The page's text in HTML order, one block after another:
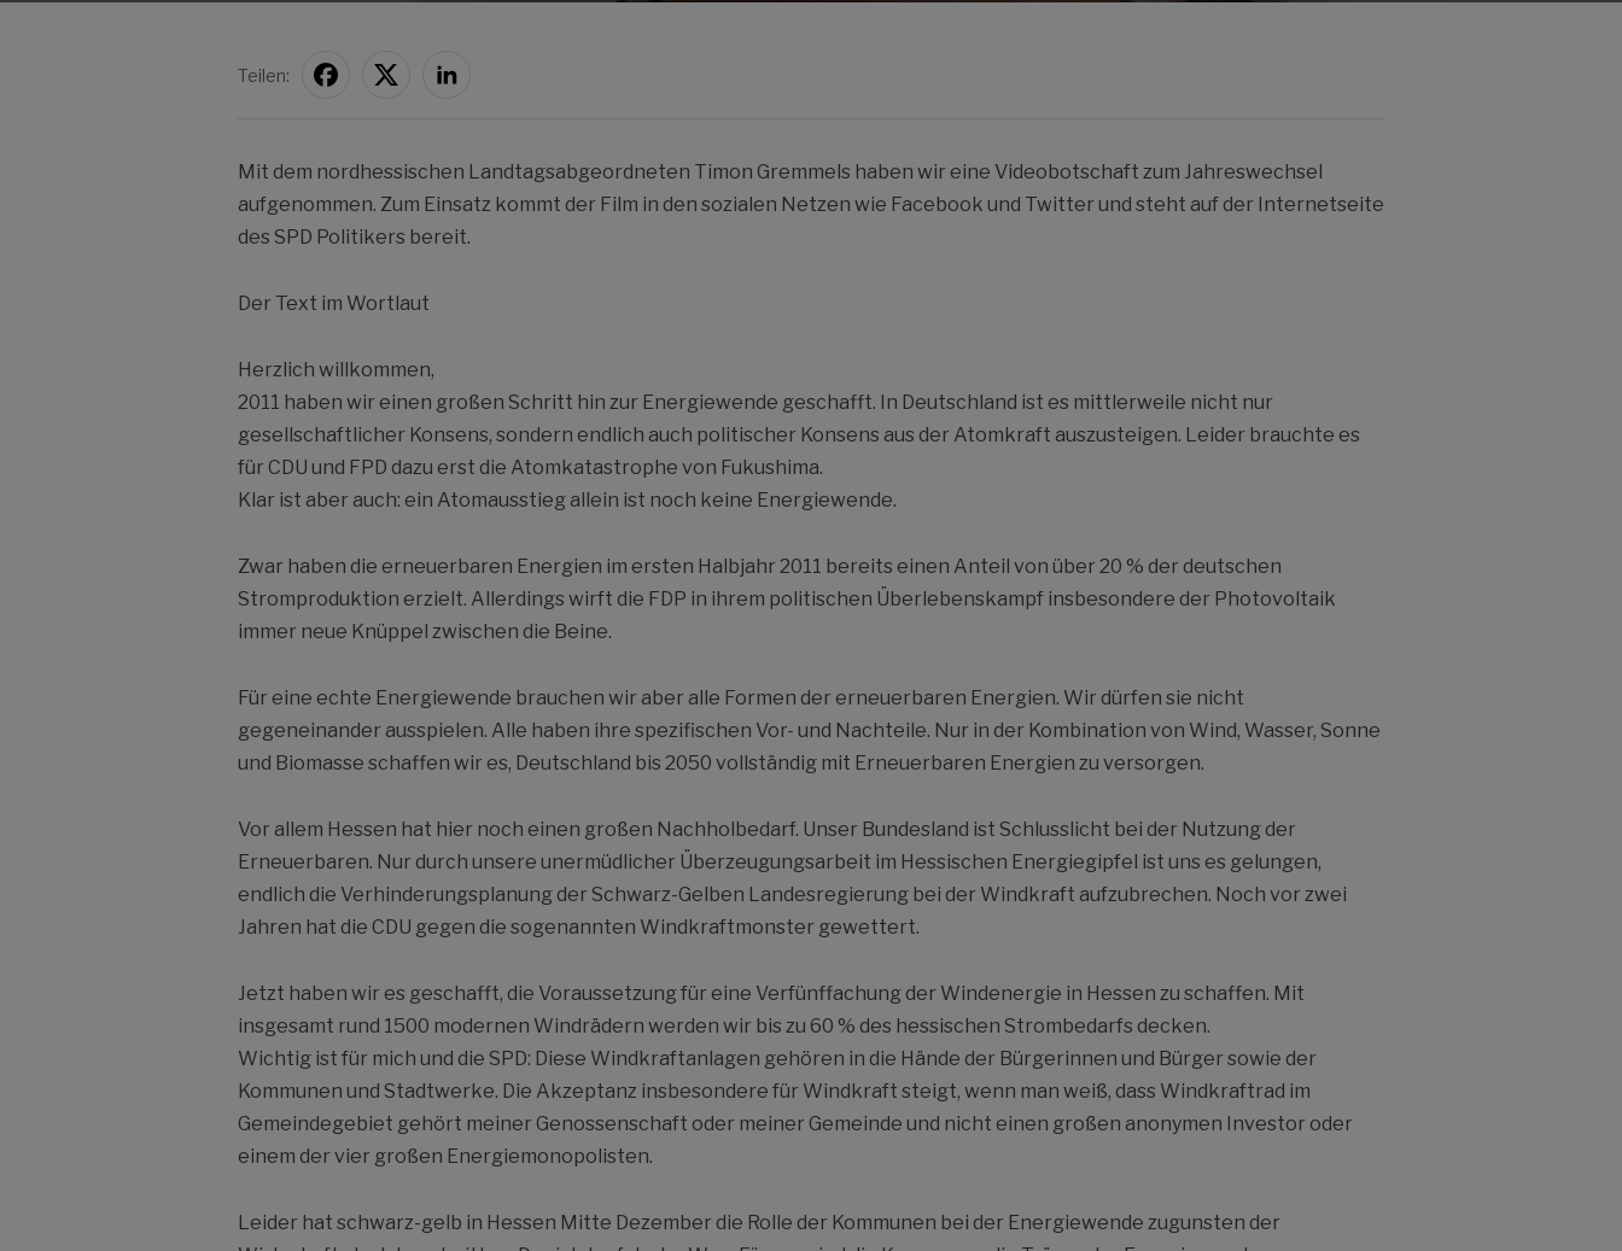
Teilen:
Mit dem nordhessischen Landtagsabgeordneten Timon Gremmels haben wir eine Videobotschaft zum Jahreswechsel
aufgenommen. Zum Einsatz kommt der Film in den sozialen Netzen wie Facebook und Twitter und steht auf der Internetseite
des SPD Politikers bereit.
Der Text im Wortlaut
Herzlich willkommen,
2011 haben wir einen großen Schritt hin zur Energiewende geschafft. In Deutschland ist es mittlerweile nicht nur
gesellschaftlicher Konsens, sondern endlich auch politischer Konsens aus der Atomkraft auszusteigen. Leider brauchte es
für CDU und FPD dazu erst die Atomkatastrophe von Fukushima.
Klar ist aber auch: ein Atomausstieg allein ist noch keine Energiewende.
Zwar haben die erneuerbaren Energien im ersten Halbjahr 2011 bereits einen Anteil von über 20 % der deutschen
Stromproduktion erzielt. Allerdings wirft die FDP in ihrem politischen Überlebenskampf insbesondere der Photovoltaik
immer neue Knüppel zwischen die Beine.
Für eine echte Energiewende brauchen wir aber alle Formen der erneuerbaren Energien. Wir dürfen sie nicht
gegeneinander ausspielen. Alle haben ihre spezifischen Vor- und Nachteile. Nur in der Kombination von Wind, Wasser, Sonne
und Biomasse schaffen wir es, Deutschland bis 2050 vollständig mit Erneuerbaren Energien zu versorgen.
Vor allem Hessen hat hier noch einen großen Nachholbedarf. Unser Bundesland ist Schlusslicht bei der Nutzung der
Erneuerbaren. Nur durch unsere unermüdlicher Überzeugungsarbeit im Hessischen Energiegipfel ist uns es gelungen,
endlich die Verhinderungsplanung der Schwarz-Gelben Landesregierung bei der Windkraft aufzubrechen. Noch vor zwei
Jahren hat die CDU gegen die sogenannten Windkraftmonster gewettert.
Jetzt haben wir es geschafft, die Voraussetzung für eine Verfünffachung der Windenergie in Hessen zu schaffen. Mit
insgesamt rund 1500 modernen Windrädern werden wir bis zu 60 % des hessischen Strombedarfs decken.
Wichtig ist für mich und die SPD: Diese Windkraftanlagen gehören in die Hände der Bürgerinnen und Bürger sowie der
Kommunen und Stadtwerke. Die Akzeptanz insbesondere für Windkraft steigt, wenn man weiß, dass Windkraftrad im
Gemeindegebiet gehört meiner Genossenschaft oder meiner Gemeinde und nicht einen großen anonymen Investor oder
einem der vier großen Energiemonopolisten.
Leider hat schwarz-gelb in Hessen Mitte Dezember die Rolle der Kommunen bei der Energiewende zugunsten der